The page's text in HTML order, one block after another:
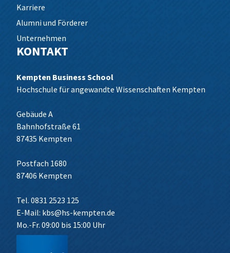
Karriere
Alumni und Förderer
Unternehmen
KONTAKT
Kempten Business School
Hochschule für angewandte Wissenschaften Kempten
Gebäude A
Bahnhofstraße 61
87435 Kempten
Postfach 1680
87406 Kempten
Tel. 0831 2523 125
E-Mail: kbs@hs-kempten.de
Mo.-Fr. 09:00 bis 15:00 Uhr